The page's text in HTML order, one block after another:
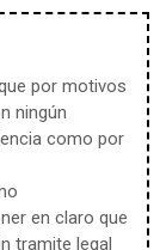
por motivos
ningún
como por
en claro que
tramite legal